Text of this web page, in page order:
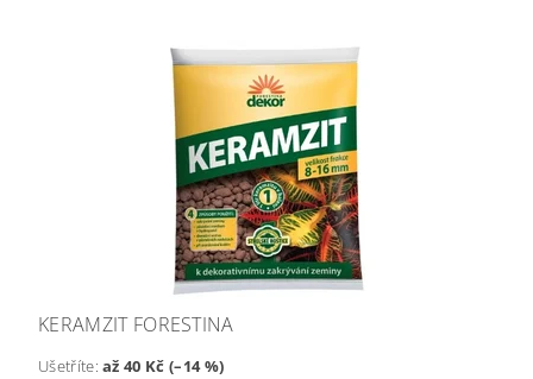
KERAMZIT FORESTINA
Ušetříte:až 40 Kč (–14 %)